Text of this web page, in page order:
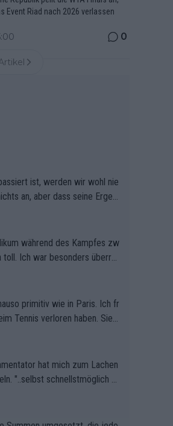
Event Riad nach 2026 verlassen
0
ist, werden wir wohl nie
an, aber dass seine Ergeb
während des Kampfes zw
toll. Ich war besonders überras
primitiv wie in Paris. Ich fr
Tennis verloren haben. Sie s
hat mich zum Lachen
"..selbst schnellstmöglich na